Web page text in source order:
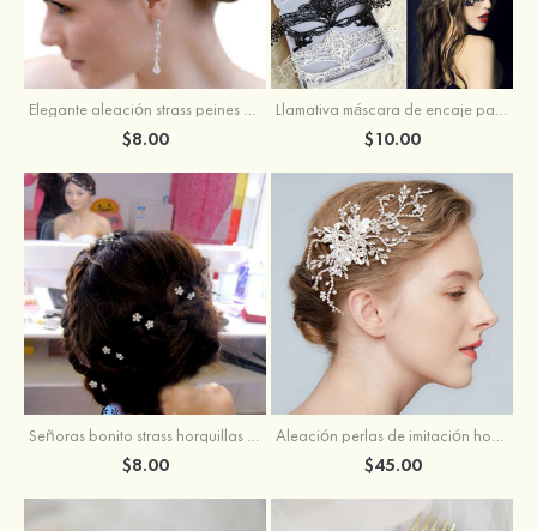
Elegante aleación strass peines y pasadores
$8.00
Llamativa máscara de encaje para mujer
$10.00
Señoras bonito strass horquillas para el pelo
$8.00
Aleación perlas de imitación horquillas para el pelo
$45.00